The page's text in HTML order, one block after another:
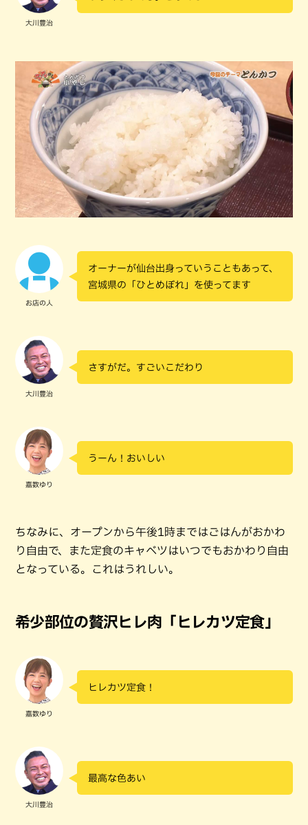
大川豊治
お店の人
オーナーが仙台出身っていうこともあって、
宮城県の「ひとめぼれ」を使ってます
大川豊治
さすがだ。すごいこだわり
嘉数ゆり
うーん！おいしい
ちなみに、オープンから午後1時まではごはんがおかわ
り自由で、また定食のキャベツはいつでもおかわり自由
となっている。これはうれしい。
希少部位の贅沢ヒレ肉「ヒレカツ定食」
嘉数ゆり
ヒレカツ定食！
大川豊治
最高な色あい